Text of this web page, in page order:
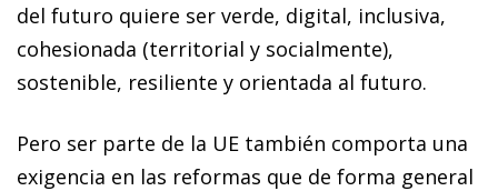
del futuro quiere ser verde, digital, inclusiva,
cohesionada (territorial y socialmente),
sostenible, resiliente y orientada al futuro.
Pero ser parte de la UE también comporta una
exigencia en las reformas que de forma general